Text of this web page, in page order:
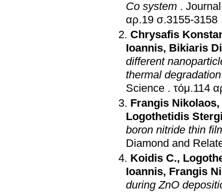
Co system .
αρ.19 σ.3155-3158
Chrysafis
Ioannis, Bikiaris
different
thermal
Science .
Frangis Nikolaos,
Logothetidis
boron nitride thin
Diamond and
Koidis C.,
Ioannis, Frangis
during ZnO